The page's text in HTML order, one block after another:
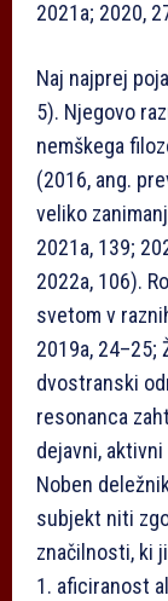
2021a; 2020,
Naj najprej
5). Njegovo
nemškega
(2016, ang.
veliko
2021a, 139;
2022a, 106).
svetom v
2019a, 24–25;
dvostranski
resonanca
dejavni,
Noben
subjekt niti
značilnosti, ki
1. aficiranost